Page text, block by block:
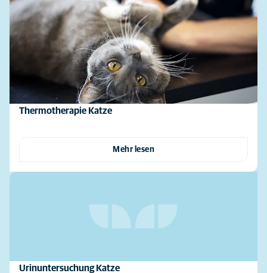
Thermotherapie Katze
Mehr lesen
Urinuntersuchung Katze